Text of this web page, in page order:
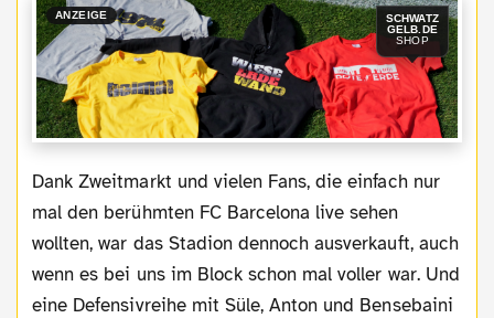
ANZEIGE
SCHWATZ
GELB.DE
SHOP
Dank Zweitmarkt und vielen Fans, die einfach nur
mal den berühmten FC Barcelona live sehen
wollten, war das Stadion dennoch ausverkauft, auch
wenn es bei uns im Block schon mal voller war. Und
eine Defensivreihe mit Süle, Anton und Bensebaini